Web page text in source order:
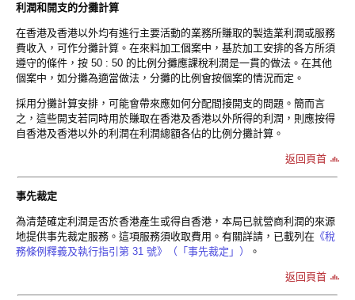
利潤和開支的分攤計算
在香港及香港以外均有進行主要活動的業務所賺取的製造業利潤或服務
費收入，可作分攤計算。在來料加工個案中，基於加工安排的各方所須
遵守的條件，按 50 : 50 的比例分攤應課稅利潤是一貫的做法。在其他
個案中，如分攤為適當做法，分攤的比例會按個案的情況而定。
採用分攤計算安排，可能會帶來應如何分配間接開支的問題。簡而言
之，這些開支若同時用於賺取在香港及香港以外所得的利潤，則應按得
自香港及香港以外的利潤在利潤總額各佔的比例分攤計算。
返回頁首
事先裁定
為清楚確定利潤是否於香港產生或得自香港，本局已就營商利潤的來源
地提供事先裁定服務。這項服務須收取費用。有關詳請，已載列在 《稅
務條例釋義及執行指引第 31 號》（「事先裁定」）
。
返回頁首